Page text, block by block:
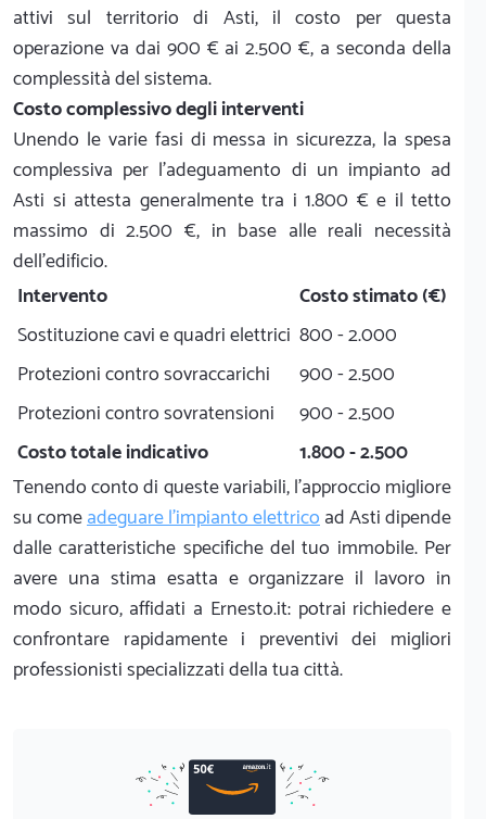
attivi sul territorio di Asti, il costo per questa
operazione va dai 900 € ai 2.500 €, a seconda della
complessità del sistema.
Costo complessivo degli interventi
Unendo le varie fasi di messa in sicurezza, la spesa
complessiva per l'adeguamento di un impianto ad
Asti si attesta generalmente tra i 1.800 € e il tetto
massimo di 2.500 €, in base alle reali necessità
dell'edificio.
Intervento
Costo stimato (€)
Sostituzione cavi e quadri elettrici 800 - 2.000
Protezioni contro sovraccarichi
900 - 2.500
Protezioni contro sovratensioni
900 - 2.500
Costo totale indicativo
1.800 - 2.500
Tenendo conto di queste variabili, l'approccio migliore
su comeadeguare l'impianto elettricoad Asti dipende
dalle caratteristiche specifiche del tuo immobile. Per
avere una stima esatta e organizzare il lavoro in
modo sicuro, affidati a Ernesto.it: potrai richiedere e
confrontare rapidamente i preventivi dei migliori
professionisti specializzati della tua città.